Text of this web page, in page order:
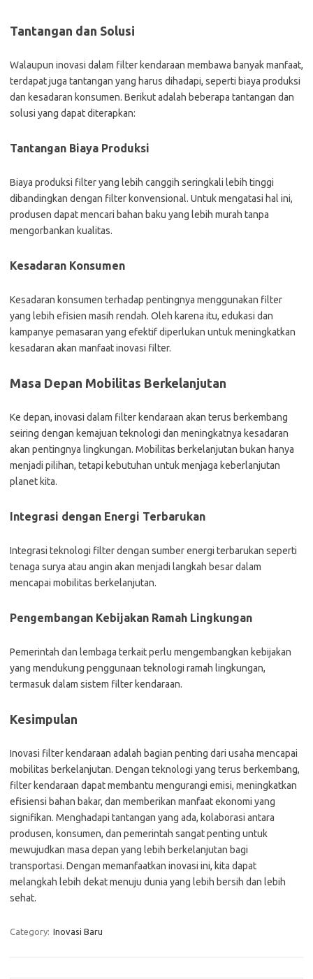
Tantangan dan Solusi
Walaupun inovasi dalam filter kendaraan membawa banyak manfaat,
terdapat juga tantangan yang harus dihadapi, seperti biaya produksi
dan kesadaran konsumen. Berikut adalah beberapa tantangan dan
solusi yang dapat diterapkan:
Tantangan Biaya Produksi
Biaya produksi filter yang lebih canggih seringkali lebih tinggi
dibandingkan dengan filter konvensional. Untuk mengatasi hal ini,
produsen dapat mencari bahan baku yang lebih murah tanpa
mengorbankan kualitas.
Kesadaran Konsumen
Kesadaran konsumen terhadap pentingnya menggunakan filter
yang lebih efisien masih rendah. Oleh karena itu, edukasi dan
kampanye pemasaran yang efektif diperlukan untuk meningkatkan
kesadaran akan manfaat inovasi filter.
Masa Depan Mobilitas Berkelanjutan
Ke depan, inovasi dalam filter kendaraan akan terus berkembang
seiring dengan kemajuan teknologi dan meningkatnya kesadaran
akan pentingnya lingkungan. Mobilitas berkelanjutan bukan hanya
menjadi pilihan, tetapi kebutuhan untuk menjaga keberlanjutan
planet kita.
Integrasi dengan Energi Terbarukan
Integrasi teknologi filter dengan sumber energi terbarukan seperti
tenaga surya atau angin akan menjadi langkah besar dalam
mencapai mobilitas berkelanjutan.
Pengembangan Kebijakan Ramah Lingkungan
Pemerintah dan lembaga terkait perlu mengembangkan kebijakan
yang mendukung penggunaan teknologi ramah lingkungan,
termasuk dalam sistem filter kendaraan.
Kesimpulan
Inovasi filter kendaraan adalah bagian penting dari usaha mencapai
mobilitas berkelanjutan. Dengan teknologi yang terus berkembang,
filter kendaraan dapat membantu mengurangi emisi, meningkatkan
efisiensi bahan bakar, dan memberikan manfaat ekonomi yang
signifikan. Menghadapi tantangan yang ada, kolaborasi antara
produsen, konsumen, dan pemerintah sangat penting untuk
mewujudkan masa depan yang lebih berkelanjutan bagi
transportasi. Dengan memanfaatkan inovasi ini, kita dapat
melangkah lebih dekat menuju dunia yang lebih bersih dan lebih
sehat.
Category: Inovasi Baru